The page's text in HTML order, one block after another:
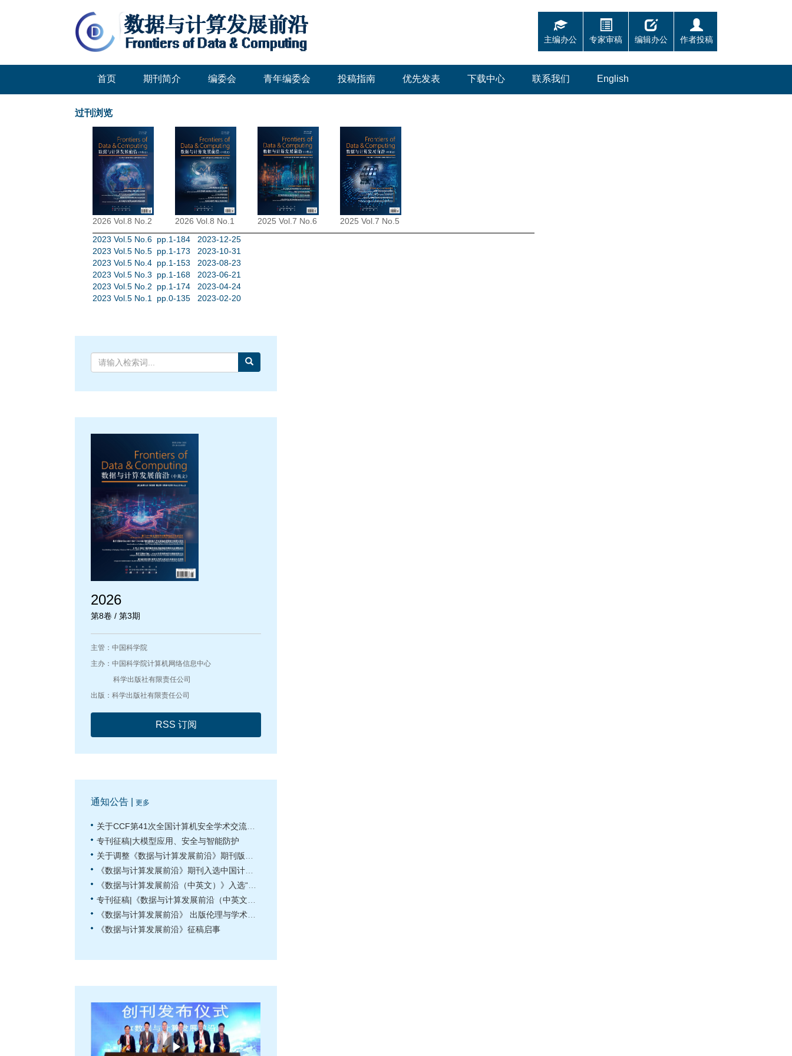
主编办公 专家审稿 编辑办公 作者投稿
首页 期刊简介 编委会 青年编委会 投稿指南 优先发表 下载中心 联系我们 English
过刊浏览
2026 Vol.8 No.2 2026 Vol.8 No.1 2025 Vol.7 No.6
2025 Vol.7 No.5
2023 Vol.5 No.6 pp.1-184 2023-12-25
2023 Vol.5 No.5 pp.1-173 2023-10-31
2023 Vol.5 No.4 pp.1-153 2023-08-23
2023 Vol.5 No.3 pp.1-168 2023-06-21
2023 Vol.5 No.2 pp.1-174 2023-04-24
2023 Vol.5 No.1 pp.0-135 2023-02-20
2026
第8卷 / 第3期
主管：中国科学院
主办：中国科学院计算机网络信息中心
科学出版社有限责任公司
出版：科学出版社有限责任公司
RSS 订阅
通知公告 |更多
专刊征稿|大模型应用、安全与智能防护
《数据与计算发展前沿》征稿启事